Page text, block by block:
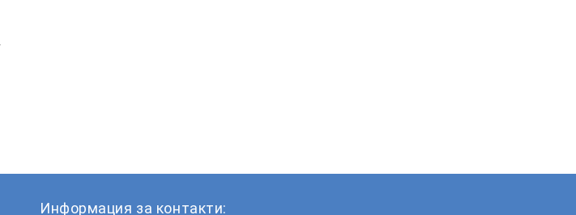
Информация за контакти: